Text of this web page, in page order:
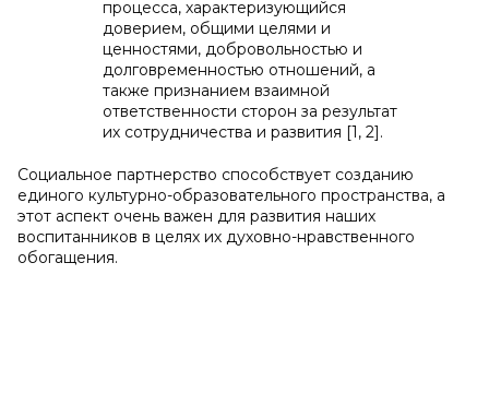
процесса, характеризующийся
доверием, общими целями и
ценностями, добровольностью и
долговременностью отношений, а
также признанием взаимной
ответственности сторон за результат
их сотрудничества и развития [1, 2].
Социальное партнерство способствует созданию
единого культурно-образовательного пространства, а
этот аспект очень важен для развития наших
воспитанников в целях их духовно-нравственного
обогащения.